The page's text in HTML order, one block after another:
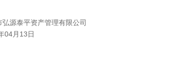
弘源泰平资产管理有限公司
04月13日